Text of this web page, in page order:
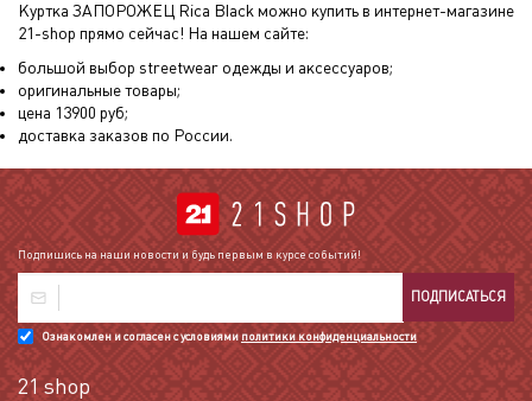
Куртка ЗАПОРОЖЕЦ Rica Black можно купить в интернет-магазине
21-shop прямо сейчас! На нашем сайте:
большой выбор streetwear одежды и аксессуаров;
оригинальные товары;
цена 13900 руб;
доставка заказов по России.
Подпишись на наши новости и будь первым в курсе событий!
ПОДПИСАТЬСЯ
Ознакомлен и согласен с условиямиполитики конфиденциальности
21 shop